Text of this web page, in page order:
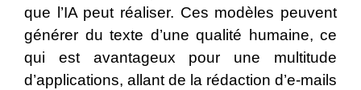
que l’IA peut réaliser. Ces modèles peuvent
générer du texte d’une qualité humaine, ce
qui est avantageux pour une multitude
d’applications, allant de la rédaction d’e-mails